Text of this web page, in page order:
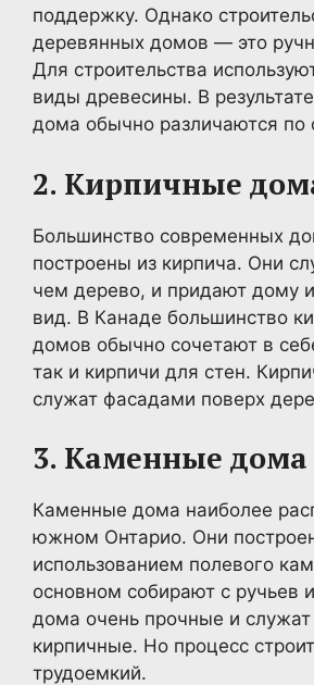
поддержку. Однако
деревянных домов — это
Для строительства
виды древесины. В
дома обычно различаются по
2. Кирпичные
Большинство современных
построены из кирпича. Они
чем дерево, и придают дому
вид. В Канаде большинство
домов обычно сочетают в
так и кирпичи для стен.
служат фасадами поверх
3. Каменные дома
Каменные дома наиболее
южном Онтарио. Они
использованием полевого
основном собирают с ручьев
дома очень прочные и
кирпичные. Но процесс
трудоемкий.